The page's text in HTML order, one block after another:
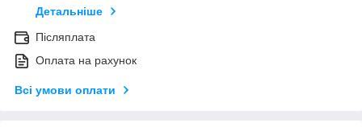
Детальніше
Післяплата
Оплата на рахунок
Всі умови оплати